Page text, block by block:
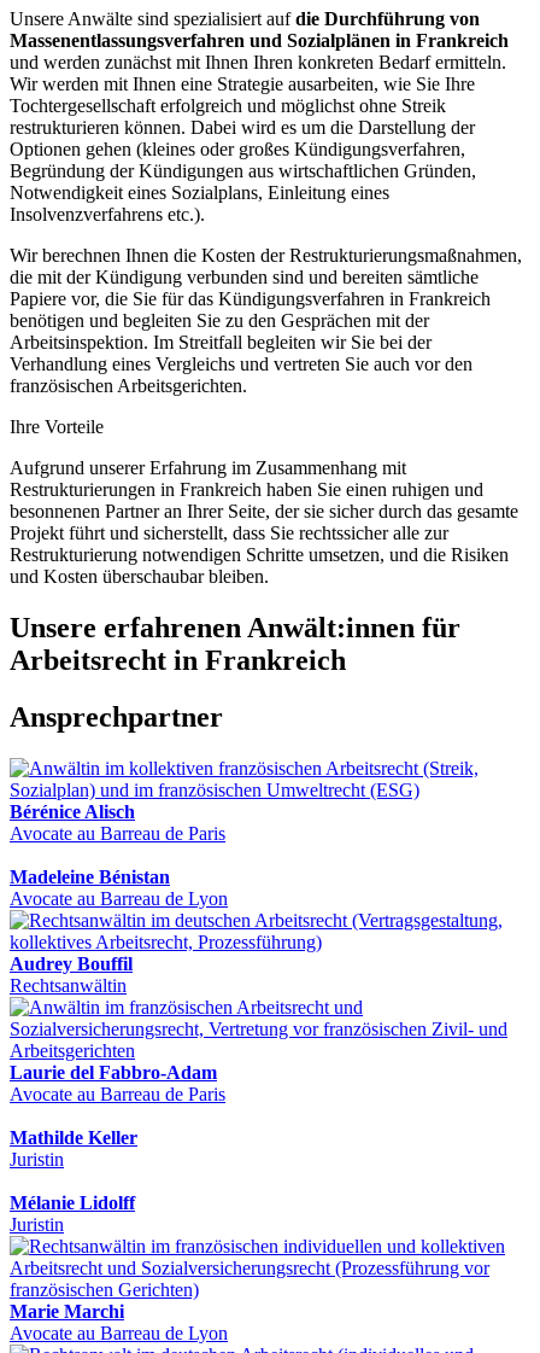
Unsere Anwälte sind spezialisiert aufdie Durchführung von
Massenentlassungsverfahren und Sozialplänen in Frankreich
und werden zunächst mit Ihnen Ihren konkreten Bedarf ermitteln.
Wir werden mit Ihnen eine Strategie ausarbeiten, wie Sie Ihre
Tochtergesellschaft erfolgreich und möglichst ohne Streik
restrukturieren können. Dabei wird es um die Darstellung der
Optionen gehen (kleines oder großes Kündigungsverfahren,
Begründung der Kündigungen aus wirtschaftlichen Gründen,
Notwendigkeit eines Sozialplans, Einleitung eines
Insolvenzverfahrens etc.).
Wir berechnen Ihnen die Kosten der Restrukturierungsmaßnahmen,
die mit der Kündigung verbunden sind und bereiten sämtliche
Papiere vor, die Sie für das Kündigungsverfahren in Frankreich
benötigen und begleiten Sie zu den Gesprächen mit der
Arbeitsinspektion. Im Streitfall begleiten wir Sie bei der
Verhandlung eines Vergleichs und vertreten Sie auch vor den
französischen Arbeitsgerichten.
Ihre Vorteile
Aufgrund unserer Erfahrung im Zusammenhang mit
Restrukturierungen in Frankreich haben Sie einen ruhigen und
besonnenen Partner an Ihrer Seite, der sie sicher durch das gesamte
Projekt führt und sicherstellt, dass Sie rechtssicher alle zur
Restrukturierung notwendigen Schritte umsetzen, und die Risiken
und Kosten überschaubar bleiben.
Unsere erfahrenen Anwält:innen für
Arbeitsrecht in Frankreich
Ansprechpartner
Bérénice Alisch
Avocate au Barreau de Paris
Madeleine Bénistan
Avocate au Barreau de Lyon
Audrey Bouffil
Rechtsanwältin
Laurie del Fabbro-Adam
Avocate au Barreau de Paris
Mathilde Keller
Juristin
Mélanie Lidolff
Juristin
Marie Marchi
Avocate au Barreau de Lyon